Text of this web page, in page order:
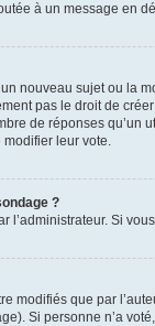
à un message en
nouveau sujet ou la
pas le droit de
de réponses
leur vote.
?
l’administrateur. Si
modifiés que par
Si personne n’a